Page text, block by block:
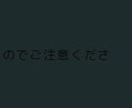
でご注意くださ